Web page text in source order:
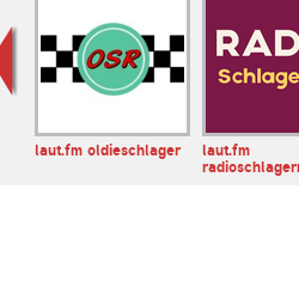
laut.fm oldieschlager
laut.fm